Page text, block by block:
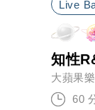
Live
知性
大蘋果
60